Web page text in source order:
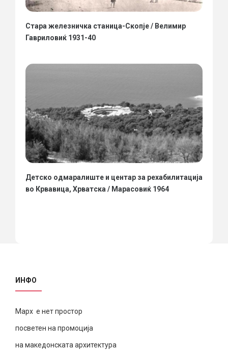
Стара железничка станица-Скопје / Велимир
Гавриловиќ 1931-40
Детско одмаралиште и центар за рехабилитација
во Крвавица, Хрватска / Марасовиќ 1964
ИНФО
Марх е нет простор
посветен на промоција
на македонската архитектура